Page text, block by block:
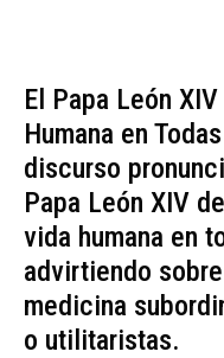
El Papa León
Humana en
discurso
Papa León XIV
vida humana en
advirtiendo
medicina
o utilitaristas.